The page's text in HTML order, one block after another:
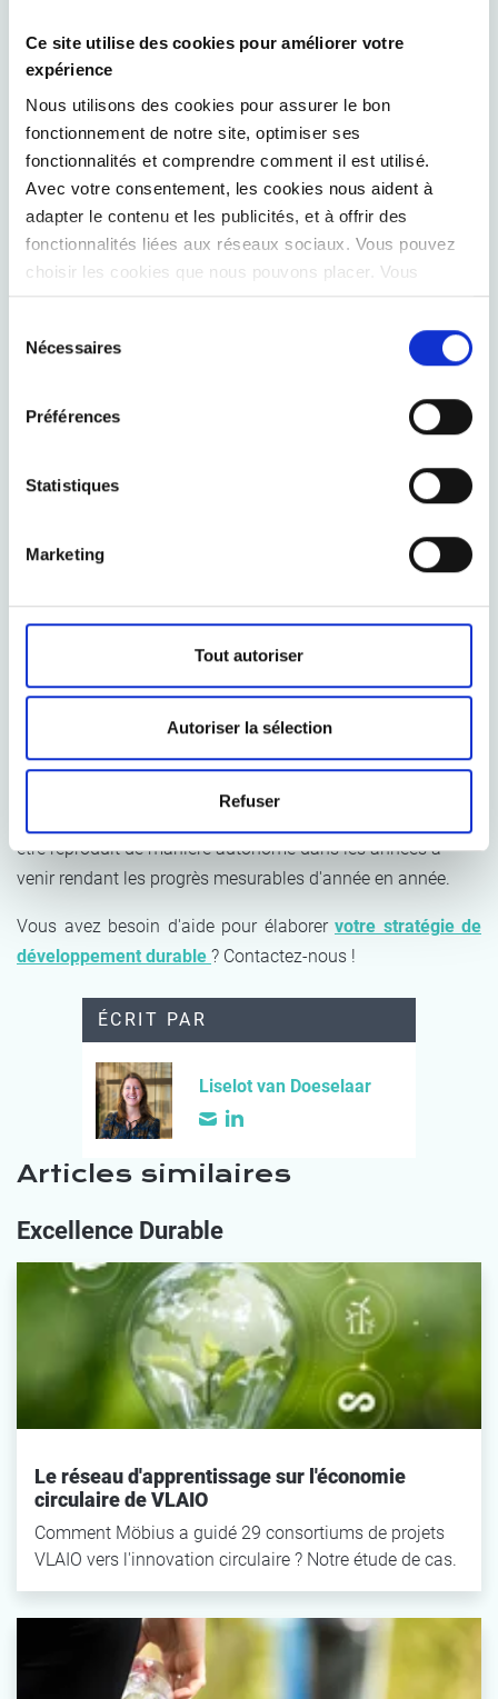
Ce site utilise des cookies pour améliorer votre
expérience
Nous utilisons des cookies pour assurer le bon
fonctionnement de notre site, optimiser ses
fonctionnalités et comprendre comment il est utilisé.
Avec votre consentement, les cookies nous aident à
adapter le contenu et les publicités, et à offrir des
fonctionnalités liées aux réseaux sociaux. Vous pouvez
choisir les cookies que nous pouvons placer. Vous
pouvez modifier vos préférences à tout moment.
Nécessaires
Préférences
Statistiques
Marketing
Tout autoriser
Autoriser la sélection
Refuser
l'importance des lignes directrices FLAG : les émissions
FLAG représentent 58 % des émissions Scope 3.
distinction permet une définition d'objectifs plus
précise.
évidence les leviers pour la décarbonation. Le plan de
fournisseurs pour réduire les émissions agricoles,
l'optimisation du transport amont et le passage aux
Dossche Mills a déjà franchi un premier pas en ce sens
programme Terah
, qui implique activement ses
Grâce à cette base solide, Dossche Mills dispose d'une
vision claire de ses principales sources d'émissions et est
être reproduit de manière autonome dans les années à
venir rendant les progrès mesurables d'année en année.
Vous avez besoin d'aide pour élaborer votre stratégie de
développement durable ? Contactez-nous !
ÉCRIT PAR
Liselot van Doeselaar
Articles similaires
Excellence Durable
Le réseau d'apprentissage sur l'économie
circulaire de VLAIO
Comment Möbius a guidé 29 consortiums de projets
VLAIO vers l'innovation circulaire ? Notre étude de cas.